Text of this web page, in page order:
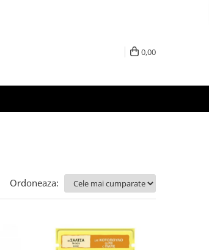
0,00
Ordoneaza: